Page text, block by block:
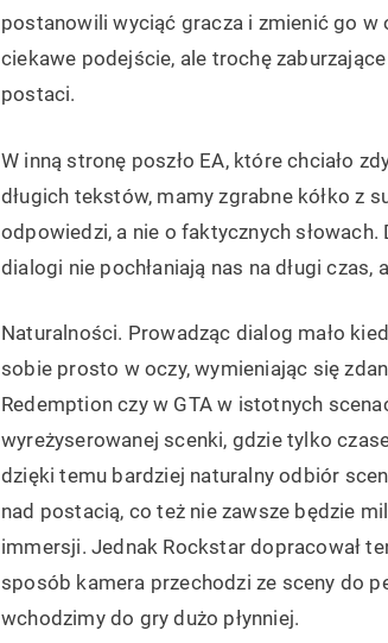
postanowili wyciąć gracza i zmienić go
ciekawe podejście, ale trochę
postaci.
W inną stronę poszło EA, które chciało
długich tekstów, mamy zgrabne kółko z
odpowiedzi, a nie o faktycznych
dialogi nie pochłaniają nas na długi
Naturalności. Prowadząc dialog mało
sobie prosto w oczy, wymieniając się
Redemption czy w GTA w istotnych
wyreżyserowanej scenki, gdzie tylko
dzięki temu bardziej naturalny odbiór
nad postacią, co też nie zawsze będzie
immersji. Jednak Rockstar dopracował
sposób kamera przechodzi ze sceny do
wchodzimy do gry dużo płynniej.